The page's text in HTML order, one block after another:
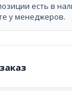
есть в
у менеджеров.